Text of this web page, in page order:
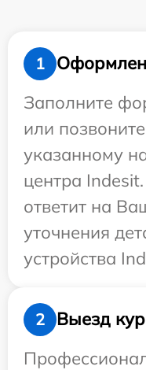
1
Заполните
или
указанному
центра
ответит на
уточнения
устройства
2
Выезд